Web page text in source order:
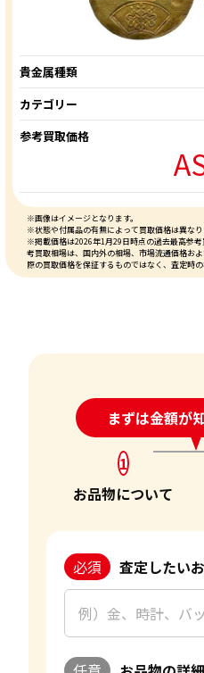
貴金属種類
カテゴリー
参考買取価格
※画像はイメージとなります。
※状態や付属品の有無によって買取価格は異なり
※掲載価格は2026年1月29日時点の過去最高参
考買取相場は、国内外の相場、市場流通価格お
際の買取価格を保証するものではなく、査定時
まずは金額が
24時間受付中!問
1
お品物について
必須 査定したい